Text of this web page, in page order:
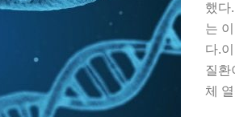
했다
는
다.
질환
체